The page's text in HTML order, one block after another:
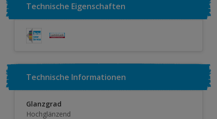
Technische Eigenschaften
Technische Informationen
Glanzgrad
Hochglänzend